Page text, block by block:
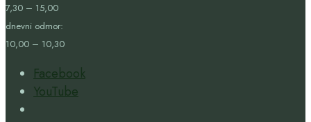
7,30 – 15,00
dnevni odmor:
10,00 – 10,30
Facebook
YouTube